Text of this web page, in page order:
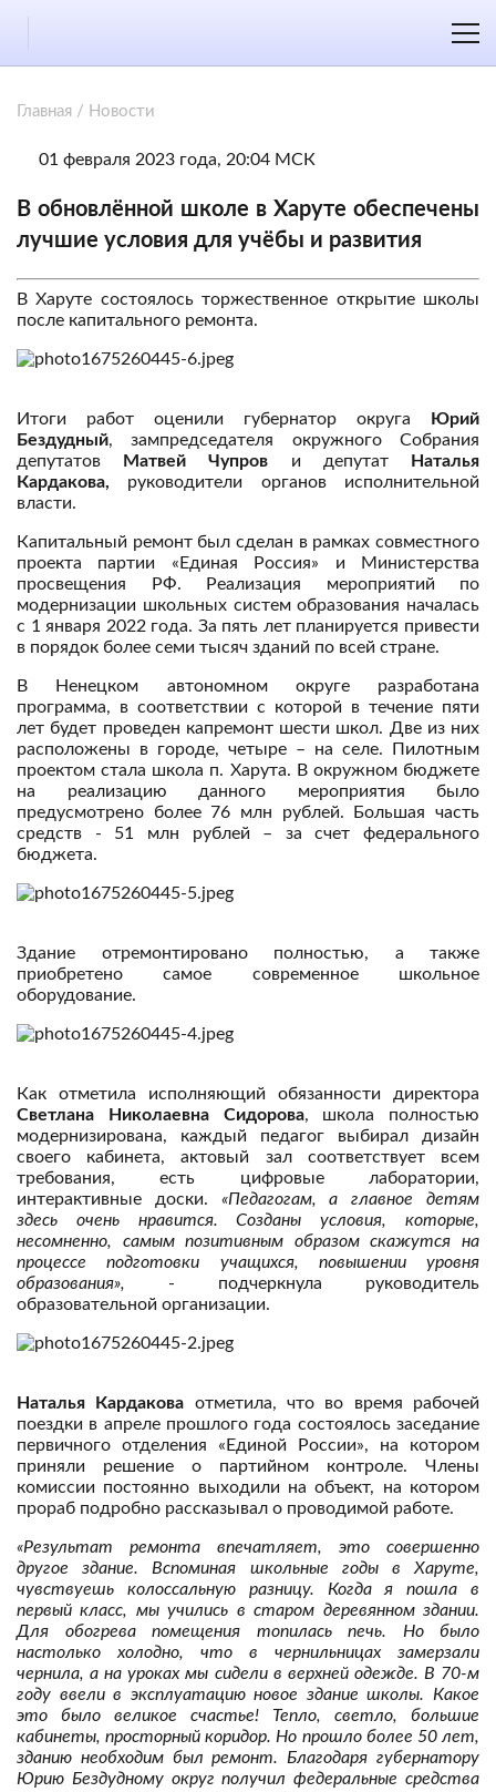
Главная / Новости
01 февраля 2023 года, 20:04 МСК
В обновлённой школе в Харуте обеспечены
лучшие условия для учёбы и развития
В Харуте состоялось торжественное открытие школы
после капитального ремонта.
Итоги работ оценили губернатор округа
Юрий
Бездудный, зампредседателя окружного Собрания
депутатов
Матвей Чупров и депутат
Наталья
Кардакова, руководители органов исполнительной
власти.
Капитальный ремонт был сделан в рамках совместного
проекта партии «Единая Россия» и Министерства
просвещения РФ. Реализация мероприятий по
модернизации школьных систем образования началась
с 1 января 2022 года. За пять лет планируется привести
в порядок более семи тысяч зданий по всей стране.
В Ненецком автономном округе разработана
программа, в соответствии с которой в течение пяти
лет будет проведен капремонт шести школ. Две из них
расположены в городе, четыре – на селе. Пилотным
проектом стала школа п. Харута. В окружном бюджете
на реализацию данного мероприятия было
предусмотрено более 76 млн рублей. Большая часть
средств - 51 млн рублей – за счет федерального
бюджета.
Здание отремонтировано полностью, а также
приобретено самое современное школьное
оборудование.
Как отметила исполняющий обязанности директора
Светлана Николаевна Сидорова, школа полностью
модернизирована, каждый педагог выбирал дизайн
своего кабинета, актовый зал соответствует всем
требования, есть цифровые лаборатории,
интерактивные доски. «Педагогам, а главное детям
здесь очень нравится. Созданы условия, которые,
несомненно, самым позитивным образом скажутся на
процессе подготовки учащихся, повышении уровня
образования»,
- подчеркнула руководитель
образовательной организации.
Наталья Кардакова отметила, что во время рабочей
поездки в апреле прошлого года состоялось заседание
первичного отделения «Единой России», на котором
приняли решение о партийном контроле. Члены
комиссии постоянно выходили на объект, на котором
прораб подробно рассказывал о проводимой работе.
«Результат ремонта впечатляет, это совершенно
другое здание. Вспоминая школьные годы в Харуте,
чувствуешь колоссальную разницу. Когда я пошла в
первый класс, мы учились в старом деревянном здании.
Для обогрева помещения топилась печь. Но было
настолько холодно, что в чернильницах замерзали
чернила, а на уроках мы сидели в верхней одежде. В 70-м
году ввели в эксплуатацию новое здание школы. Какое
это было великое счастье! Тепло, светло, большие
кабинеты, просторный коридор. Но прошло более 50 лет,
зданию необходим был ремонт. Благодаря губернатору
Юрию Бездудному округ получил федеральные средства